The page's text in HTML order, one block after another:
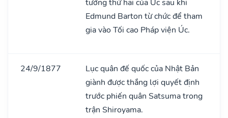
tướng thứ hai của Úc sau khi
Edmund Barton từ chức để tham
gia vào Tối cao Pháp viện Úc.
24/9/1877
Lục quân đế quốc của Nhật Bản
giành được thắng lợi quyết định
trước phiến quân Satsuma trong
trận Shiroyama.